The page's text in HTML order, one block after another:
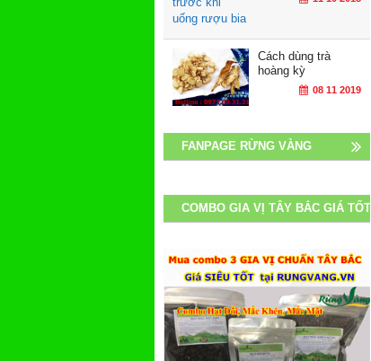
Cách dùng trà
hoàng kỳ
08 11 2019
FANPAGE RỪNG VÀNG
COMBO GIA VỊ TÂY BẮC GIÁ TỐT